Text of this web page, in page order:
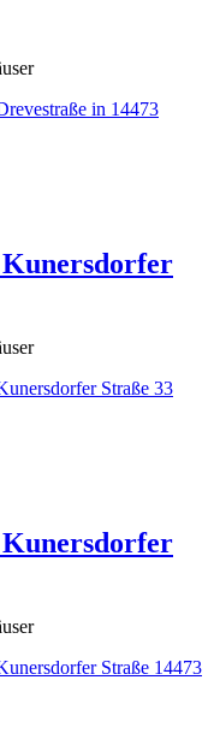
in 14473
Kunersdorfer
Straße 33
Kunersdorfer
Straße 14473